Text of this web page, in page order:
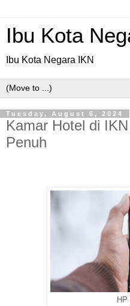
Ibu Kota
Ibu Kota Negara IKN
Tuesday, August 6, 2024
Kamar Hotel di
Penuh
HP